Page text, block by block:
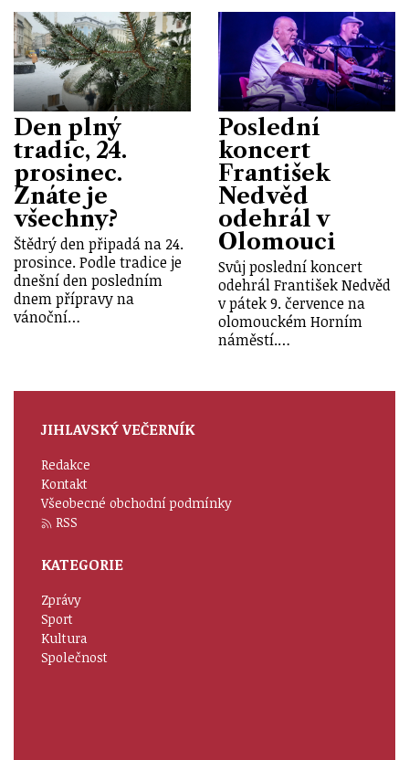
Den plný
tradic, 24.
prosinec.
Znáte je
všechny?
Štědrý den připadá na 24.
prosince. Podle tradice je
dnešní den posledním
dnem přípravy na
vánoční…
Poslední
koncert
František
Nedvěd
odehrál v
Olomouci
Svůj poslední koncert
odehrál František Nedvěd
v pátek 9. července na
olomouckém Horním
náměstí.…
JIHLAVSKÝ VEČERNÍK
Redakce
Kontakt
Všeobecné obchodní podmínky
RSS
KATEGORIE
Zprávy
Sport
Kultura
Společnost